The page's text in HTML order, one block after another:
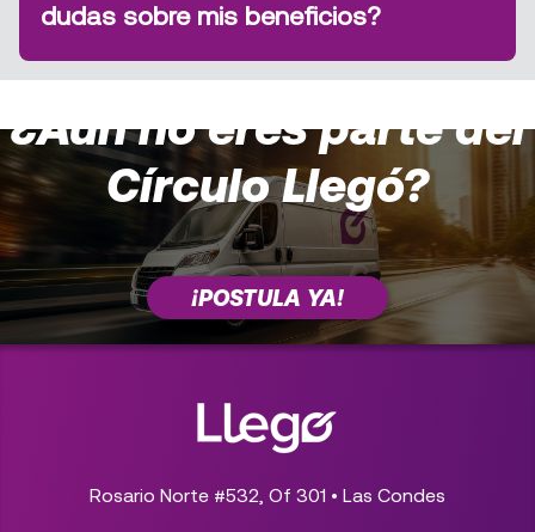
dudas sobre mis beneficios?
¿Aún no eres parte del
Círculo Llegó?
¡POSTULA YA!
Rosario Norte #532, Of 301 • Las Condes